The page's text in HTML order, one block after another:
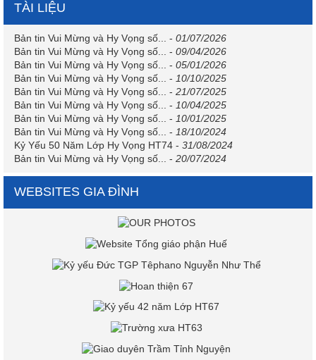
TÀI LIỆU
Bản tin Vui Mừng và Hy Vọng số... - 01/07/2026
Bản tin Vui Mừng và Hy Vọng số... - 09/04/2026
Bản tin Vui Mừng và Hy Vọng số... - 05/01/2026
Bản tin Vui Mừng và Hy Vọng số... - 10/10/2025
Bản tin Vui Mừng và Hy Vọng số... - 21/07/2025
Bản tin Vui Mừng và Hy Vọng số... - 10/04/2025
Bản tin Vui Mừng và Hy Vọng số... - 10/01/2025
Bản tin Vui Mừng và Hy Vọng số... - 18/10/2024
Kỷ Yếu 50 Năm Lớp Hy Vọng HT74 - 31/08/2024
Bản tin Vui Mừng và Hy Vọng số... - 20/07/2024
WEBSITES GIA ĐÌNH